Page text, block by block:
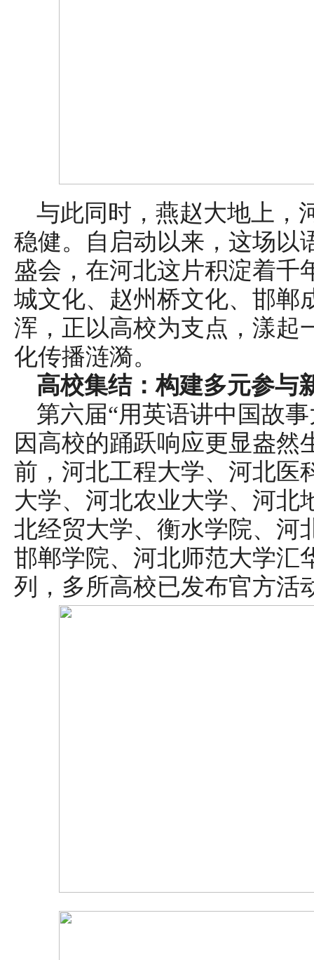
与此同时，燕赵大地上，
稳健。自启动以来，这场以
盛会，在河北这片积淀着千
城文化、赵州桥文化、邯郸
浑，正以高校为支点，漾起
化传播涟漪。
高校集结：构建多元参与
第六届“用英语讲中国故
因高校的踊跃响应更显盎然
前，河北工程大学、河北医
大学、河北农业大学、河北
北经贸大学、衡水学院、河
邯郸学院、河北师范大学汇
列，多所高校已发布官方活